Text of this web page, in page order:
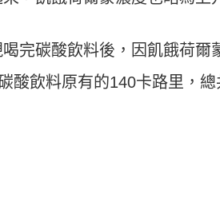
完碳酸飲料後，因飢餓荷爾
酸飲料原有的140卡路里，